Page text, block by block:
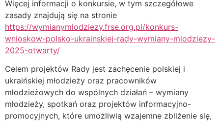
Więcej informacji o konkursie, w tym szczegółowe
zasady znajdują się na stronie
https://wymianymlodziezy.frse.org.pl/konkurs-
wnioskow-polsko-ukrainskiej-rady-wymiany-mlodziezy-
2025-otwarty/
Celem projektów Rady jest zachęcenie polskiej i
ukraińskiej młodzieży oraz pracowników
młodzieżowych do wspólnych działań – wymiany
młodzieży, spotkań oraz projektów informacyjno-
promocyjnych, które umożliwią wzajemne zbliżenie się,